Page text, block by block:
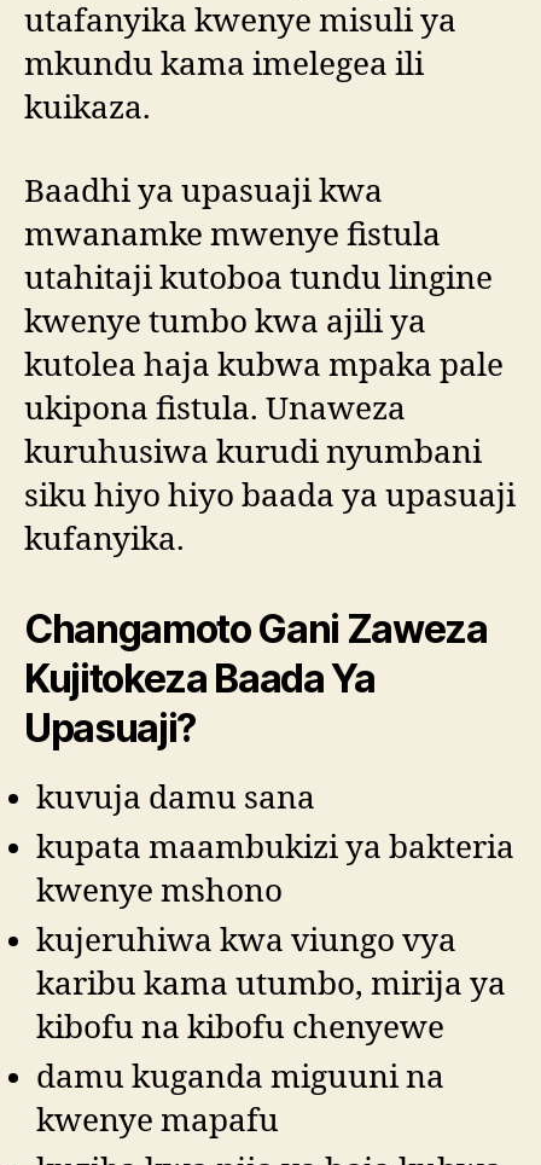
utafanyika kwenye misuli ya
mkundu kama imelegea ili
kuikaza.
Baadhi ya upasuaji kwa
mwanamke mwenye fistula
utahitaji kutoboa tundu lingine
kwenye tumbo kwa ajili ya
kutolea haja kubwa mpaka pale
ukipona fistula. Unaweza
kuruhusiwa kurudi nyumbani
siku hiyo hiyo baada ya upasuaji
kufanyika.
Changamoto Gani Zaweza
Kujitokeza Baada Ya
Upasuaji?
kuvuja damu sana
kupata maambukizi ya bakteria
kwenye mshono
kujeruhiwa kwa viungo vya
karibu kama utumbo, mirija ya
kibofu na kibofu chenyewe
damu kuganda miguuni na
kwenye mapafu